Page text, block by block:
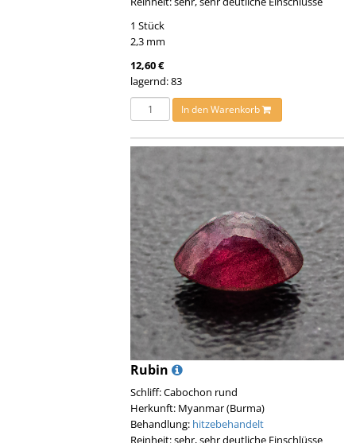
1 Stück
2,3 mm
12,60 €
lagernd: 83
In den Warenkorb
Rubin
Schliff: Cabochon rund
Herkunft: Myanmar (Burma)
Behandlung: hitzebehandelt
Reinheit: sehr, sehr deutliche Einschlüsse